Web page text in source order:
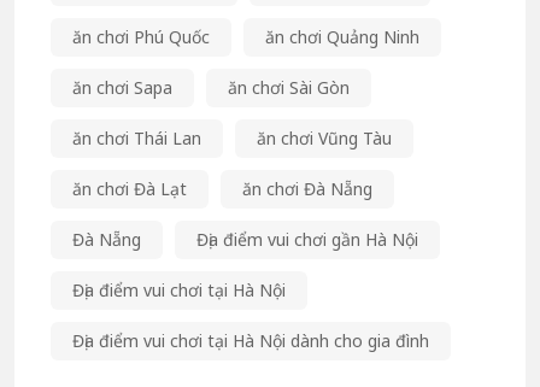
ăn chơi Phú Quốc ăn chơi Quảng Ninh
ăn chơi Sapa ăn chơi Sài Gòn
ăn chơi Thái Lan ăn chơi Vũng Tàu
ăn chơi Đà Lạt ăn chơi Đà Nẵng
Đà Nẵng Địa điểm vui chơi gần Hà Nội
Địa điểm vui chơi tại Hà Nội
Địa điểm vui chơi tại Hà Nội dành cho gia đình